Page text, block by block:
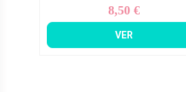
Precio
8,50 €
VER